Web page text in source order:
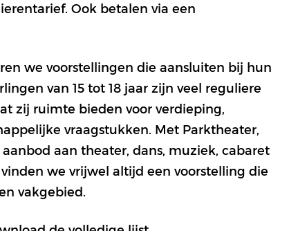
Ook betalen via een
we voorstellingen die aansluiten bij hun
van 15 tot 18 jaar zijn veel reguliere
zij ruimte bieden voor verdieping,
vraagstukken. Met Parktheater,
aan theater, dans, muziek, cabaret
we vrijwel altijd een voorstelling die
vakgebied.